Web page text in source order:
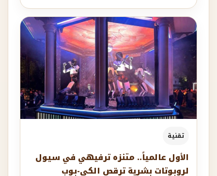
تقنية
الأول عالمياً.. متنزه ترفيهي في سيول
لروبوتات بشرية ترقص الكي-بوب